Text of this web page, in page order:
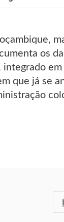
os
que já se